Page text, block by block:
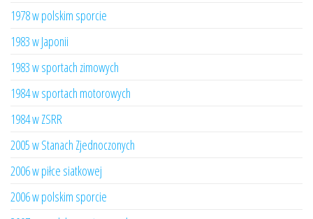
1978 w polskim sporcie
1983 w Japonii
1983 w sportach zimowych
1984 w sportach motorowych
1984 w ZSRR
2005 w Stanach Zjednoczonych
2006 w piłce siatkowej
2006 w polskim sporcie